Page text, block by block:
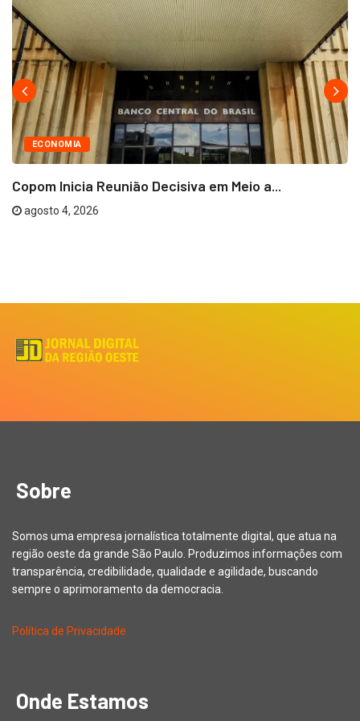
ECONOMIA
Copom Inicia Reunião Decisiva em Meio a...
agosto 4, 2026
Sobre
Somos uma empresa jornalística totalmente digital, que atua na
região oeste da grande São Paulo. Produzimos informações com
transparência, credibilidade, qualidade e agilidade, buscando
sempre o aprimoramento da democracia.
Política de Privacidade
Onde Estamos